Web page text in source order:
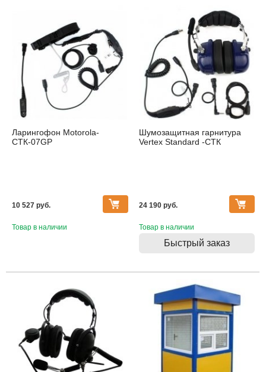
Ларингофон Motorola-
СТК-07GP
10 527 pуб.
Товар в наличии
Шумозащитная гарнитура
Vertex Standard -СТК
24 190 pуб.
Товар в наличии
Быстрый заказ